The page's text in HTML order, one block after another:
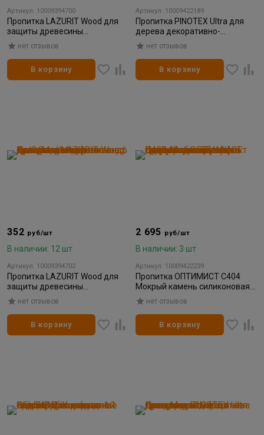
Артикул: 10009394700
Пропитка LAZURIT Wood для
защиты древесины
декоративная дуб 1л/0,8кг
(14шт)
нет отзывов
В корзину
Артикул: 10009422189
Пропитка PINOTEX Ultra для
дерева декоративно-
защитная орегон 0,9л
нет отзывов
В корзину
352 руб/шт
В наличии: 12 шт
Артикул: 10009394702
Пропитка LAZURIT Wood для
защиты древесины
декоративная палисандр
1л/0,8кг (14шт)
нет отзывов
В корзину
2 695 руб/шт
В наличии: 3 шт
Артикул: 10009422239
Пропитка ОПТИМИСТ C404
Мокрый камень силиконовая
гидрофобизирующая
декоративный эффект 5л
нет отзывов
В корзину